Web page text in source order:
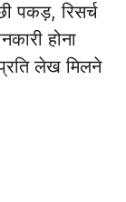
पकड़, रिसर्च
होना
लेख मिलने